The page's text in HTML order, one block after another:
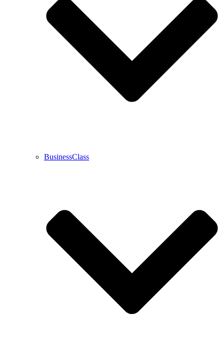
BusinessClass